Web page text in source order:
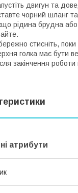
двигун та
чорний шланг
рідина брудна або
стисніть,
голка має бути
закінчення
атрибути